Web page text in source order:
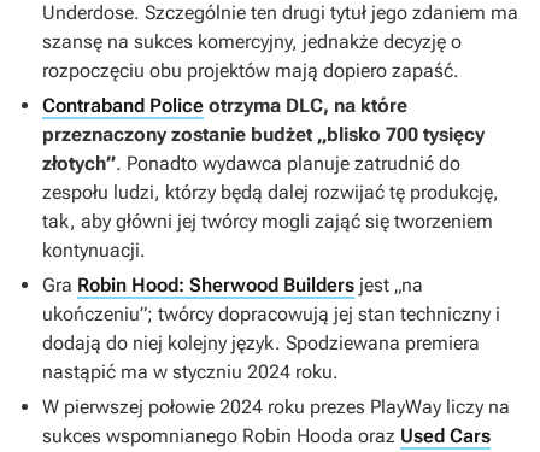
Underdose. Szczególnie ten drugi tytuł jego zdaniem ma
szansę na sukces komercyjny, jednakże decyzję o
rozpoczęciu obu projektów mają dopiero zapaść.
Contraband Police otrzyma DLC, na które
przeznaczony zostanie budżet „blisko 700 tysięcy
złotych”. Ponadto wydawca planuje zatrudnić do
zespołu ludzi, którzy będą dalej rozwijać tę produkcję,
tak, aby główni jej twórcy mogli zająć się tworzeniem
kontynuacji.
Gra Robin Hood: Sherwood Builders jest „na
ukończeniu”; twórcy dopracowują jej stan techniczny i
dodają do niej kolejny język. Spodziewana premiera
nastąpić ma w styczniu 2024 roku.
W pierwszej połowie 2024 roku prezes PlayWay liczy na
sukces wspomnianego Robin Hooda oraz Used Cars